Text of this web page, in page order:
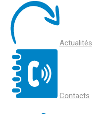
Actualités
Contacts